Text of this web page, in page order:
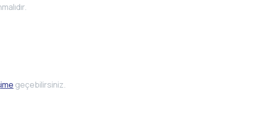
geçebilirsiniz.